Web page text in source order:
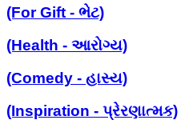
(For Gift - ભેટ)
(Health - આરોગ્ય)
(Comedy - હાસ્ય)
(Inspiration - પ્રેરણાત્મક)